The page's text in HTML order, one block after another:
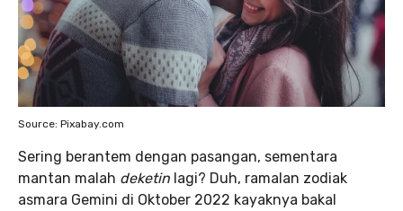
Source: Pixabay.com
Sering berantem dengan pasangan, sementara
mantan malah deketin lagi? Duh, ramalan zodiak
asmara Gemini di Oktober 2022 kayaknya bakal